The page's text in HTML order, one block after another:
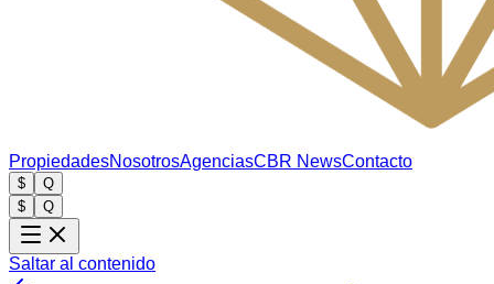
PropiedadesNosotrosAgenciasCBR NewsContacto
$
Q
$
Q
Saltar al contenido